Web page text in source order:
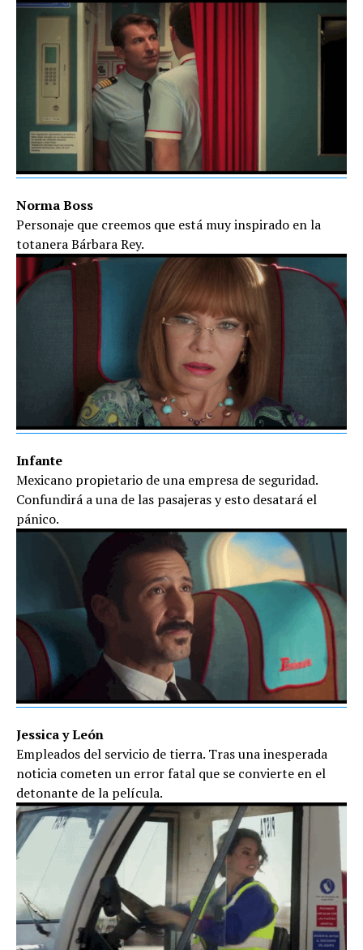
Norma Boss
Personaje que creemos que está muy inspirado en la
totanera Bárbara Rey.
Infante
Mexicano propietario de una empresa de seguridad.
Confundirá a una de las pasajeras y esto desatará el
pánico.
Jessica y León
Empleados del servicio de tierra. Tras una inesperada
noticia cometen un error fatal que se convierte en el
detonante de la película.